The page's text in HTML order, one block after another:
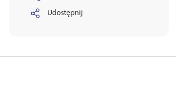
Udostępnij